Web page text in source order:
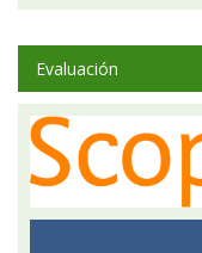
Evaluación